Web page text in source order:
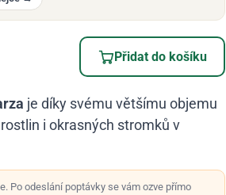
Přidat do košíku
je díky svému většímu objemu
i okrasných stromků v
Po odeslání poptávky se vám ozve přímo